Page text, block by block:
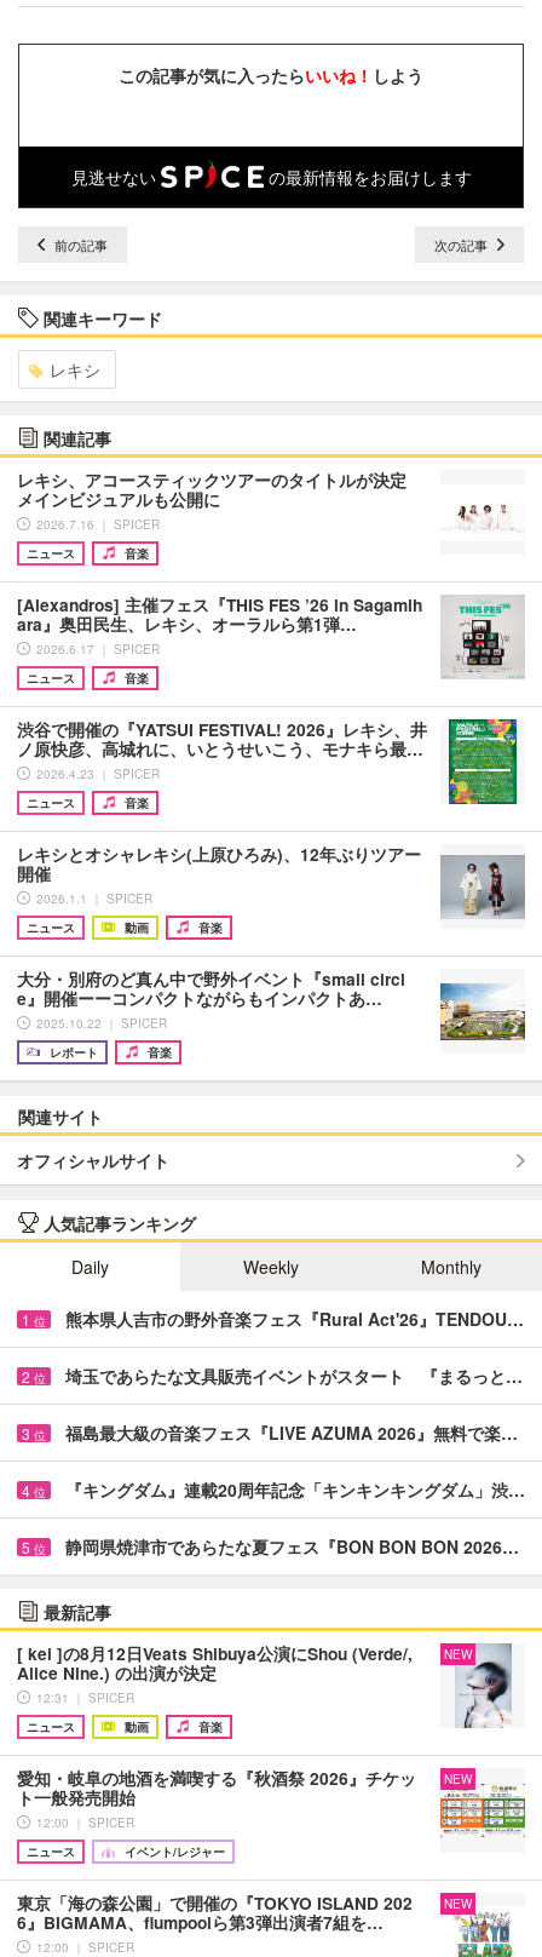
この記事が気に入ったらいいね！ しよう
見逃せない の最新情報をお届けします
前の記事 次の記事
関連キーワード
レキシ
関連記事
レキシ、アコースティックツアーのタイトルが決定
メインビジュアルも公開に
2026.7.16 ｜ SPICER
ニュース
音楽
[Alexandros] 主催フェス『THIS FES ’26 in Sagamih
ara』奥田民生、レキシ、オーラルら第1弾…
2026.6.17 ｜ SPICER
ニュース
音楽
渋谷で開催の『YATSUI FESTIVAL! 2026』レキシ、井
ノ原快彦、高城れに、いとうせいこう、モナキら最…
2026.4.23 ｜ SPICER
ニュース
音楽
レキシとオシャレキシ(上原ひろみ)、12年ぶりツアー
開催
2026.1.1 ｜ SPICER
ニュース
動画 音楽
大分・別府のど真ん中で野外イベント『small circl
e』開催ーーコンパクトながらもインパクトあ…
2025.10.22 ｜ SPICER
レポート
音楽
関連サイト
オフィシャルサイト
人気記事ランキング
Daily
Weekly Monthly
1 位 熊本県人吉市の野外音楽フェス『Rural Act'26』TENDOU…
2 位 埼玉であらたな文具販売イベントがスタート 『まるっと…
3 位 福島最大級の音楽フェス『LIVE AZUMA 2026』無料で楽…
4 位 『キングダム』連載20周年記念「キンキンキングダム」渋…
5 位 静岡県焼津市であらたな夏フェス『BON BON BON 2026…
最新記事
[ kei ]の8月12日Veats Shibuya公演にShou (Verde/,
Alice Nine.) の出演が決定
12:31 ｜ SPICER
ニュース
動画 音楽
NEW
愛知・岐阜の地酒を満喫する『秋酒祭 2026』チケッ
ト一般発売開始
12:00 ｜ SPICER
ニュース
イベント/レジャー
NEW
東京「海の森公園」で開催の『TOKYO ISLAND 202
6』BIGMAMA、flumpoolら第3弾出演者7組を…
12:00 ｜ SPICER
NEW